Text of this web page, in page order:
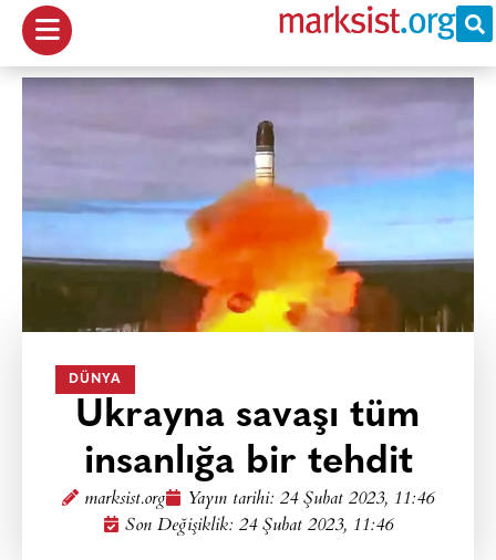
DÜNYA
Ukrayna savaşı tüm
insanlığa bir tehdit
marksist.org Yayın tarihi: 24 Şubat 2023, 11:46
Son Değişiklik: 24 Şubat 2023, 11:46